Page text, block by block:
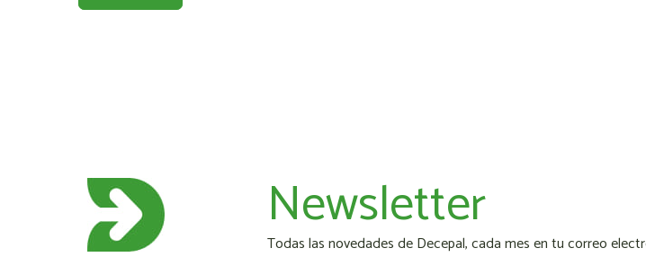
Newsletter
Todas las novedades de Decepal, cada mes en tu correo